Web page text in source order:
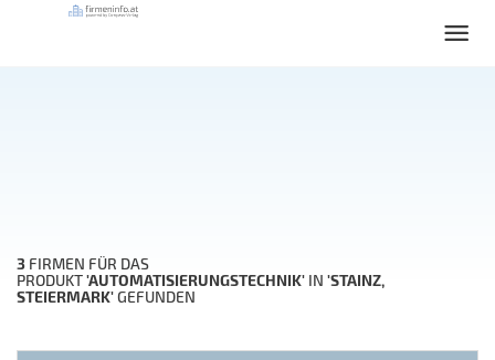
3 FIRMEN FÜR DAS
PRODUKT'AUTOMATISIERUNGSTECHNIK' IN 'STAINZ,
STEIERMARK'GEFUNDEN